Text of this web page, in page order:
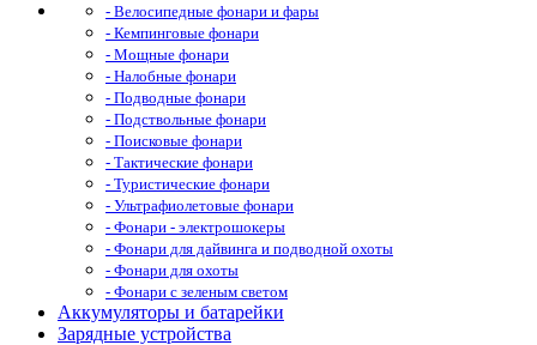
- Велосипедные фонари и фары
- Кемпинговые фонари
- Мощные фонари
- Налобные фонари
- Подводные фонари
- Подствольные фонари
- Поисковые фонари
- Тактические фонари
- Туристические фонари
- Ультрафиолетовые фонари
- Фонари - электрошокеры
- Фонари для дайвинга и подводной охоты
- Фонари для охоты
- Фонари с зеленым светом
Аккумуляторы и батарейки
Зарядные устройства